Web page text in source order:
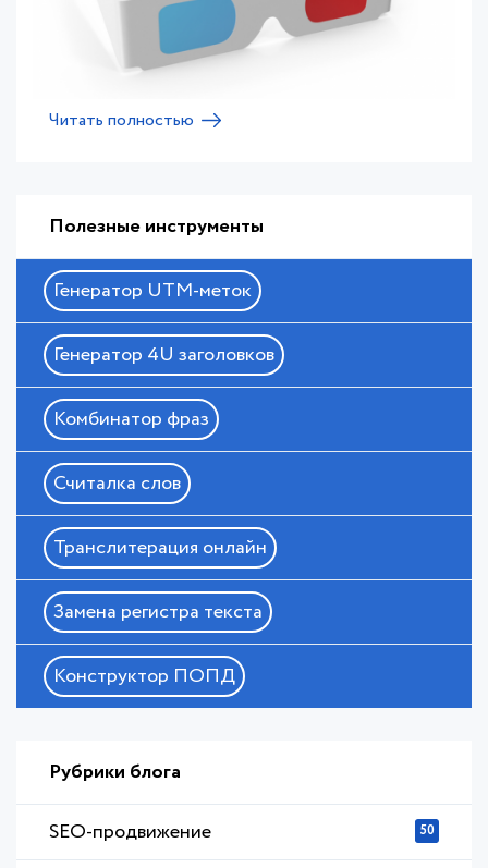
Читать полностью
Полезные инструменты
Генератор UTM-меток
Генератор 4U заголовков
Комбинатор фраз
Считалка слов
Транслитерация онлайн
Замена регистра текста
Конструктор ПОПД
Рубрики блога
SEO-продвижение 50